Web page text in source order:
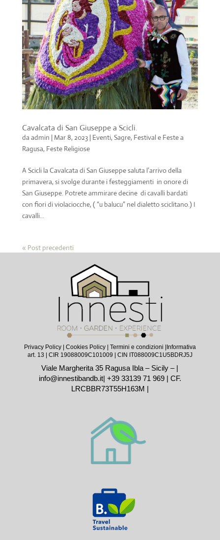
Cavalcata di San Giuseppe a Scicli.
da admin | Mar 8, 2023| Eventi, Sagre, Festival e Feste a
Ragusa, Feste Religiose
A Scicli la Cavalcata di San Giuseppe saluta l’arrivo della
primavera, si svolge durante i festeggiamenti in onore di
San Giuseppe. Potrete ammirare decine di cavalli bardati
con fiori di violaciocche, ( “u balucu” nel dialetto sciclitano.) I
cavalli...
« Post precedenti
Privacy Policy| Cookies Policy| Termini e condizioni |
Informativa
art. 13 | CIR 19088009C101009 | CIN IT088009C1U5BDRJ5J
Viale Margherita 35 Ragusa Ibla – Sicily – |
info@innestibandb.it| +39 33139 71 969| CF.
LRCBBR73T55H163M |